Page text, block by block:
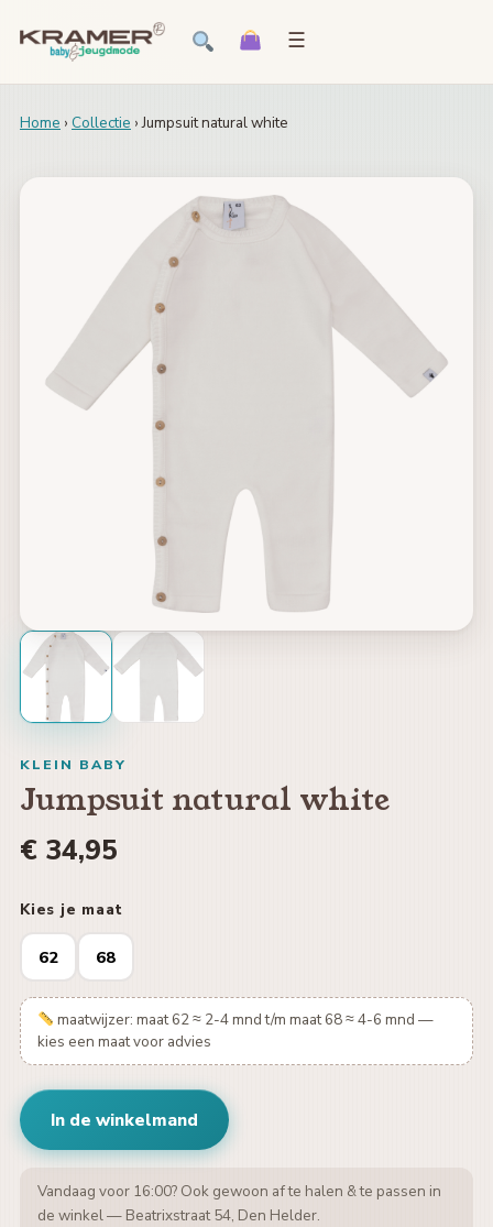
☰
Home › Collectie › Jumpsuit natural white
KLEIN BABY
Jumpsuit natural white
€ 34,95
Kies je maat
62 68
maatwijzer: maat 62 ≈ 2-4 mnd t/m maat 68 ≈ 4-6 mnd —
kies een maat voor advies
In de winkelmand
Vandaag voor 16:00? Ook gewoon af te halen & te passen in
de winkel — Beatrixstraat 54, Den Helder.